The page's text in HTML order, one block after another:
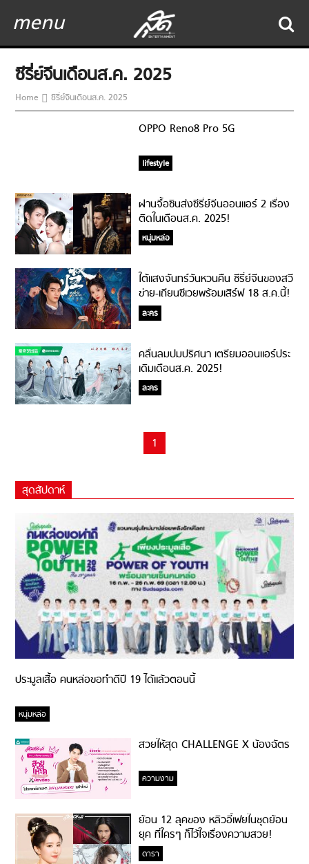
menu
ซีรี่ย์จีนเดือนส.ค. 2025
Home ซีรี่ย์จีนเดือนส.ค. 2025
OPPO Reno8 Pro 5G
lifestyle
ฝานจื้อซินส่งซีรี่ย์จีนออนแอร์ 2 เรื่อง
ติดในเดือนส.ค. 2025!
หนุ่มหล่อ
ใต้แสงจันทร์วันหวนคืน ซีรี่ย์จีนของสวี
ข่าย-เถียนซีเวยพร้อมเสิร์ฟ 18 ส.ค.นี้!
ละคร
คลื่นลมปมปริศนา เตรียมออนแอร์ประ
เดิมเดือนส.ค. 2025!
ละคร
1
สุดสัปดาห์
ประมูลเสื้อ คนหล่อขอทำดีปี 19 ได้แล้วตอนนี้
หนุ่มหล่อ
สวยให้สุด CHALLENGE X น้องฉัตร
ความงาม
ย้อน 12 ลุคของ หลิวอี้เฟยในชุดย้อน
ยุค ที่ใครๆ ก็ไว้ใจเรื่องความสวย!
ดารา